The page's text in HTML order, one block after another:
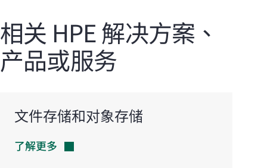
相关 HPE 解决方案、
产品或服务
文件存储和对象存储
了解更多